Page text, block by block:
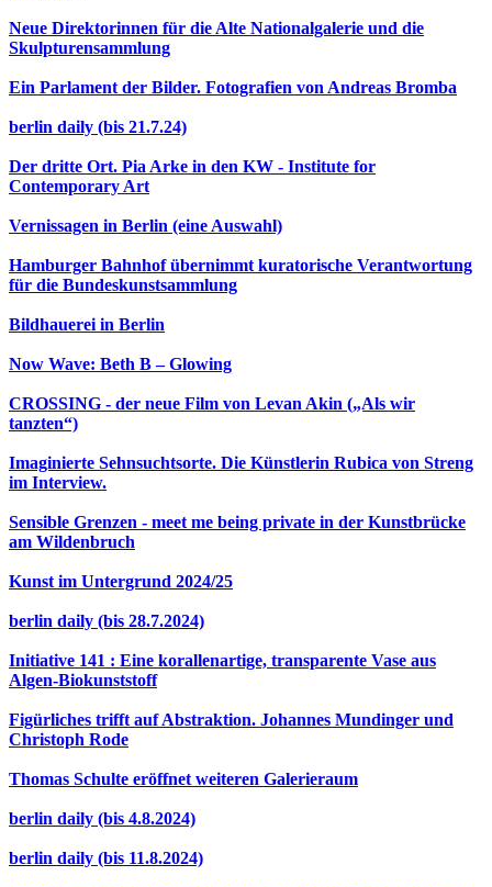
Neue Direktorinnen für die Alte Nationalgalerie und die
Skulpturensammlung
Ein Parlament der Bilder. Fotografien von Andreas Bromba
berlin daily (bis 21.7.24)
Der dritte Ort. Pia Arke in den KW - Institute for
Contemporary Art
Vernissagen in Berlin (eine Auswahl)
Hamburger Bahnhof übernimmt kuratorische Verantwortung
für die Bundeskunstsammlung
Bildhauerei in Berlin
Now Wave: Beth B – Glowing
CROSSING - der neue Film von Levan Akin („Als wir
tanzten“)
Imaginierte Sehnsuchtsorte. Die Künstlerin Rubica von Streng
im Interview.
Sensible Grenzen - meet me being private in der Kunstbrücke
am Wildenbruch
Kunst im Untergrund 2024/25
berlin daily (bis 28.7.2024)
Initiative 141 : Eine korallenartige, transparente Vase aus
Algen-Biokunststoff
Figürliches trifft auf Abstraktion. Johannes Mundinger und
Christoph Rode
Thomas Schulte eröffnet weiteren Galerieraum
berlin daily (bis 4.8.2024)
berlin daily (bis 11.8.2024)